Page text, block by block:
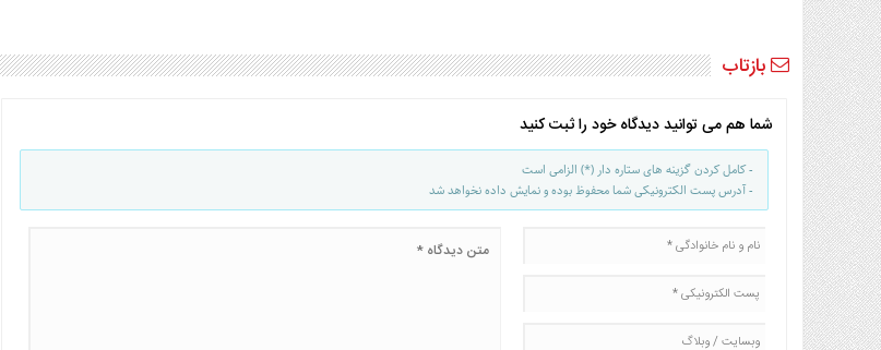
نگاه
روز
گوناگون
بازتاب
شما هم می توانید دیدگاه خود را ثبت کنید
- کامل کردن گزینه های ستاره دار (*) الزامی است
- آدرس پست الکترونیکی شما محفوظ بوده و نمایش داده نخواهد شد